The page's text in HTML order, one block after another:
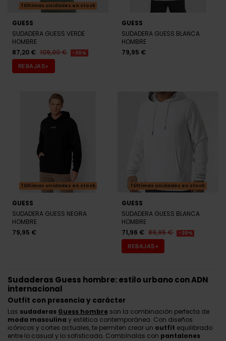
Últimas unidades en stock
GUESS
SUDADERA GUESS VERDE
HOMBRE
87,20 € 109,00 € -20%
REBAJAS+
GUESS
SUDADERA GUESS BLANCA
HOMBRE
79,95 €
Últimas unidades en stock
GUESS
SUDADERA GUESS NEGRA
HOMBRE
79,95 €
Últimas unidades en stock
GUESS
SUDADERA GUESS BLANCA
HOMBRE
71,96 € 89,95 € -20%
REBAJAS+
Sudaderas Guess hombre: estilo urbano con ADN
internacional
Outfit con presencia y carácter
Las sudaderas Guess hombre son la combinación perfecta de
moda masculina y estética contemporánea. Con diseños
icónicos y cortes actuales, te permiten crear un outfit equilibrado
entre lo casual y lo sofisticado. Combínalas con pantalones